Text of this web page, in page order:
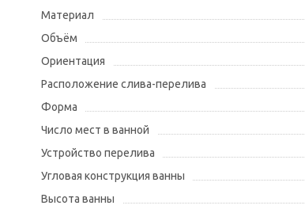
Материал
Объём
Ориентация
Расположение слива-перелива
Форма
Число мест в ванной
Устройство перелива
Угловая конструкция ванны
Высота ванны